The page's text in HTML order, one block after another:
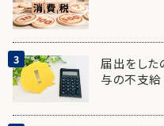
届出をし
与の不支給